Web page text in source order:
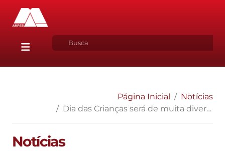
Página Inicial
Notícias
Dia das Crianças será de muita diversão para filhos e netos dos associados no Sítio São Paulo
Notícias